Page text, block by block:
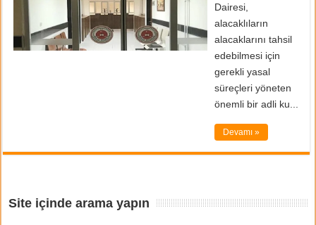
Dairesi,
alacaklıların
alacaklarını tahsil
edebilmesi için
gerekli yasal
süreçleri yöneten
önemli bir adli ku...
Devamı »
Site içinde arama yapın